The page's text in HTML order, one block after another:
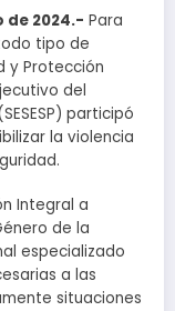
de 2024.- Para
tipo de
y Protección
del
participó
la violencia
Integral a
de la
especializado
a las
situaciones